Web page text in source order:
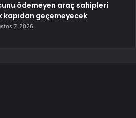
ödemeyen araç sahipleri
kapıdan geçemeyecek
7, 2026